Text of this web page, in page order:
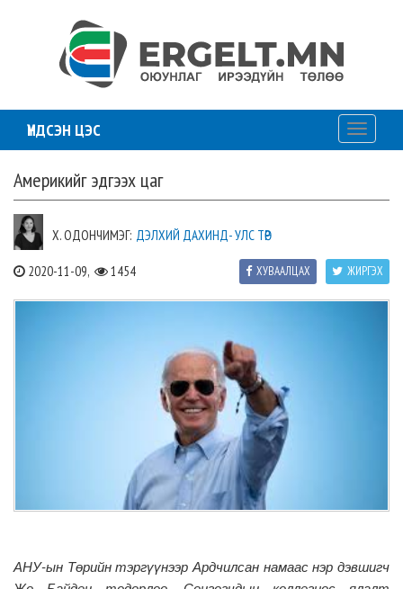
ҮНДСЭН ЦЭС
Toggle
Америкийг эдгээх цаг
Х. ОДОНЧИМЭГ: ДЭЛХИЙ ДАХИНД- УЛС ТӨР
2020-11-09, 1454 ЖИРГЭХ
ХУВААЛЦАХ
АНУ-ын Төрийн тэргүүнээр Ардчилсан намаас нэр дэвшигч